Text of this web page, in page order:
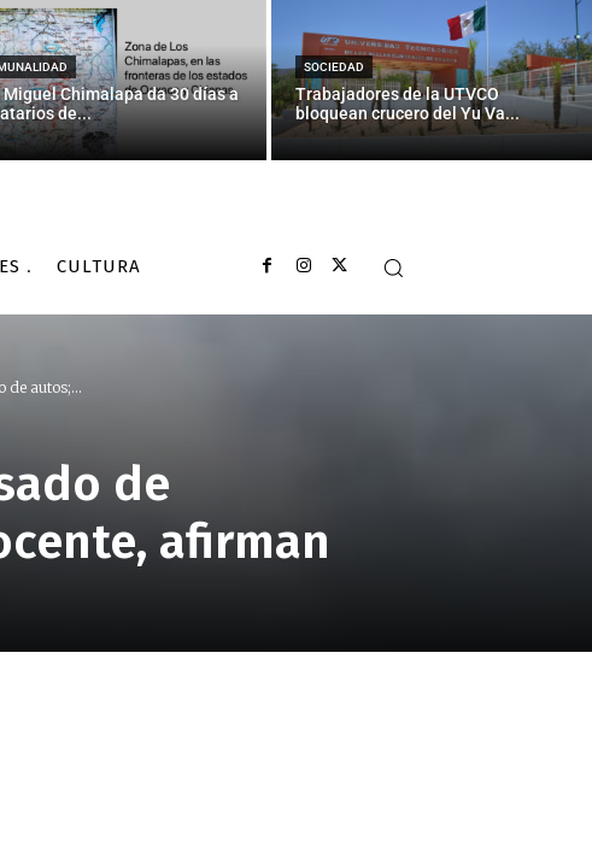
Miguel Chimalapa da 30 días a
de...
SOCIEDAD
Trabajadores de la UTVCO
bloquean crucero del Yu Va...
CULTURA
de autos;...
de
afirman